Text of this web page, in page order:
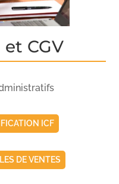
CGV
ICF
DE VENTES